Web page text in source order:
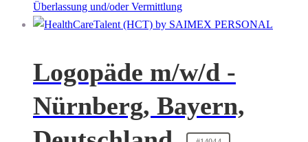
Überlassung und/oder Vermittlung
Logopäde m/w/d -
Nürnberg, Bayern,